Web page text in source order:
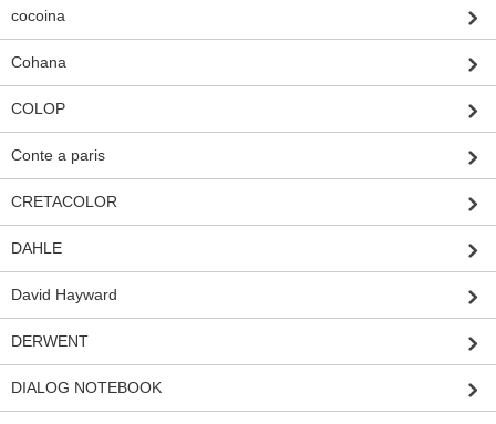
cocoina
Cohana
COLOP
Conte a paris
CRETACOLOR
DAHLE
David Hayward
DERWENT
DIALOG NOTEBOOK